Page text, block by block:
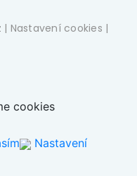
| Nastavení cookies |
cookies
Nastavení